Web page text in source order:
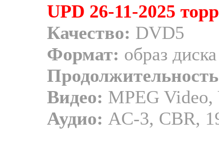
UPD 26-11-2025
Качество: DVD5
Формат: образ
Видео: MPEG
Аудио: AC-3, CBR,